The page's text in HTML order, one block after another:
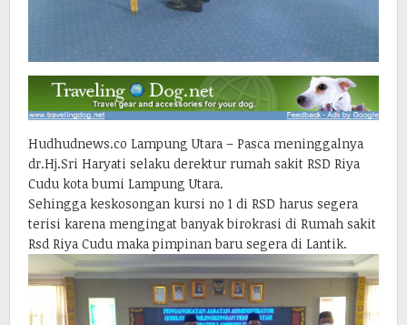
Hudhudnews.co Lampung Utara – Pasca meninggalnya
dr.Hj.Sri Haryati selaku derektur rumah sakit RSD Riya
Cudu kota bumi Lampung Utara.
Sehingga keskosongan kursi no 1 di RSD harus segera
terisi karena mengingat banyak birokrasi di Rumah sakit
Rsd Riya Cudu maka pimpinan baru segera di Lantik.